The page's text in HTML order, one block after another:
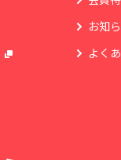
お知
よく